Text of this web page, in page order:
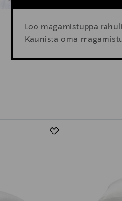
Loo magamistuppa
Kaunista oma